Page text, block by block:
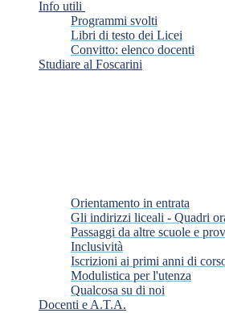
Info utili
Programmi svolti
Libri di testo dei Licei
Convitto: elenco docenti
Studiare al Foscarini
Orientamento in entrata
Gli indirizzi liceali - Quadri
Passaggi da altre scuole e
Inclusività
Iscrizioni ai primi anni di
Modulistica per l'utenza
Qualcosa su di noi
Docenti e A.T.A.